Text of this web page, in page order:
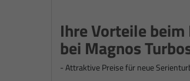
Ihre Vorteile
bei Magnos
- Attraktive Preise für neue